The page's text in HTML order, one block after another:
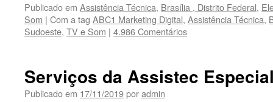
Publicado em Assistência Técnica, Brasília , Distrito Federal,
Som | Com a tag ABC1 Marketing Digital, Assistência Técnica,
Sudoeste, TV e Som | 4.986 Comentários
Serviços da Assistec
Publicado em 17/11/2019poradmin